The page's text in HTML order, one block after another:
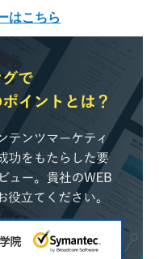
はこちら